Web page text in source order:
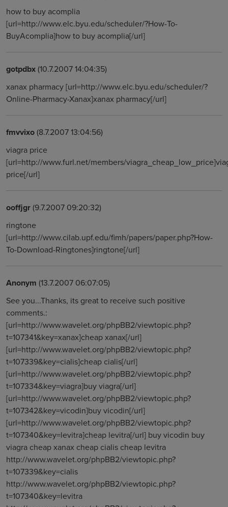
how to buy acomplia
[url=http://www.elc.byu.edu/scheduler/?How-To-
BuyAcomplia]how to buy acomplia[/url]
gotpdbx(10.7.2007 14:04:35)
xanax pharmacy [url=http://www.elc.byu.edu/scheduler/?
Online-Pharmacy-Xanax]xanax pharmacy[/url]
fmvvixo(8.7.2007 13:04:56)
viagra price
[url=http://www.furl.net/members/
price[/url]
ooffjgr(9.7.2007 09:20:32)
ringtone
[url=http://www.cilab.upf.edu/fimh/papers/paper.php?How-
To-Download-Ringtones]ringtone[/url]
Anonym (13.7.2007 06:07:05)
See you...Thanks, its great to receive such positive
comments.:
[url=http://www.wavelet.org/phpBB2/viewtopic.php?
t=107341&key=xanax]cheap xanax[/url]
[url=http://www.wavelet.org/phpBB2/viewtopic.php?
t=107339&key=cialis]cheap cialis[/url]
[url=http://www.wavelet.org/phpBB2/viewtopic.php?
t=107334&key=viagra]buy viagra[/url]
[url=http://www.wavelet.org/phpBB2/viewtopic.php?
t=107342&key=vicodin]buy vicodin[/url]
[url=http://www.wavelet.org/phpBB2/viewtopic.php?
t=107340&key=levitra]cheap levitra[/url] buy vicodin buy
viagra cheap xanax cheap cialis cheap levitra
http://www.wavelet.org/phpBB2/viewtopic.php?
t=107339&key=cialis
http://www.wavelet.org/phpBB2/viewtopic.php?
t=107340&key=levitra